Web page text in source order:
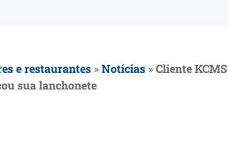
e restaurantes »Notícias »Cliente KCMS
sua lanchonete